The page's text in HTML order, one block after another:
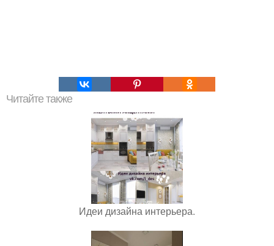
Читайте также
Идеи дизайна интерьера.